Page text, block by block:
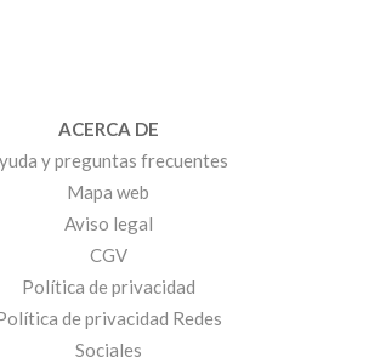
ACERCA DE
y preguntas frecuentes
Mapa web
Aviso legal
CGV
Política de privacidad
de privacidad Redes
Sociales